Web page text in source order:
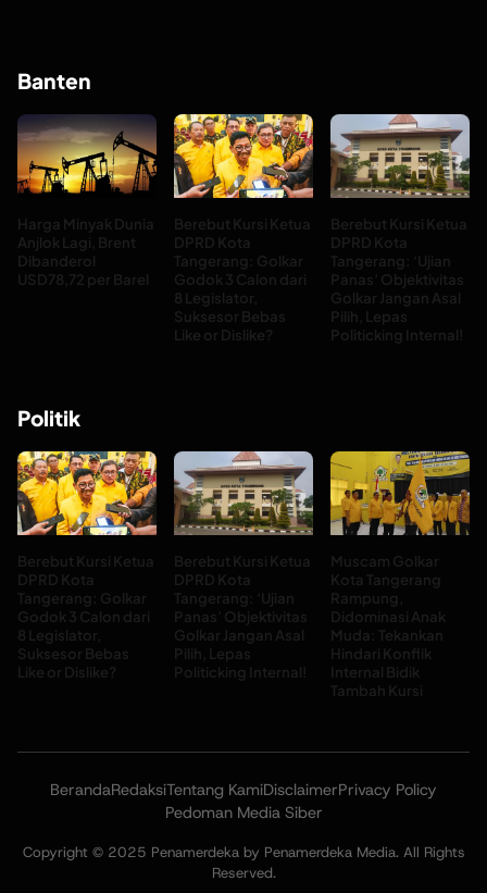
Banten
Harga Minyak Dunia
Anjlok Lagi, Brent
Dibanderol
USD78,72 per Barel
Berebut Kursi Ketua
DPRD Kota
Tangerang: Golkar
Godok 3 Calon dari
8 Legislator,
Suksesor Bebas
Like or Dislike?
Berebut Kursi Ketua
DPRD Kota
Tangerang: ‘Ujian
Panas’ Objektivitas
Golkar Jangan Asal
Pilih, Lepas
Politicking Internal!
Politik
Berebut Kursi Ketua
DPRD Kota
Tangerang: Golkar
Godok 3 Calon dari
8 Legislator,
Suksesor Bebas
Like or Dislike?
Berebut Kursi Ketua
DPRD Kota
Tangerang: ‘Ujian
Panas’ Objektivitas
Golkar Jangan Asal
Pilih, Lepas
Politicking Internal!
Muscam Golkar
Kota Tangerang
Rampung,
Didominasi Anak
Muda: Tekankan
Hindari Konflik
Internal Bidik
Tambah Kursi
BerandaRedaksiTentang KamiDisclaimerPrivacy Policy
Pedoman Media Siber
Copyright © 2025 Penamerdeka by Penamerdeka Media. All Rights
Reserved.